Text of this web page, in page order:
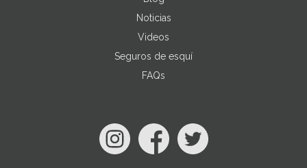
Noticias
Videos
Seguros de esquí
FAQs